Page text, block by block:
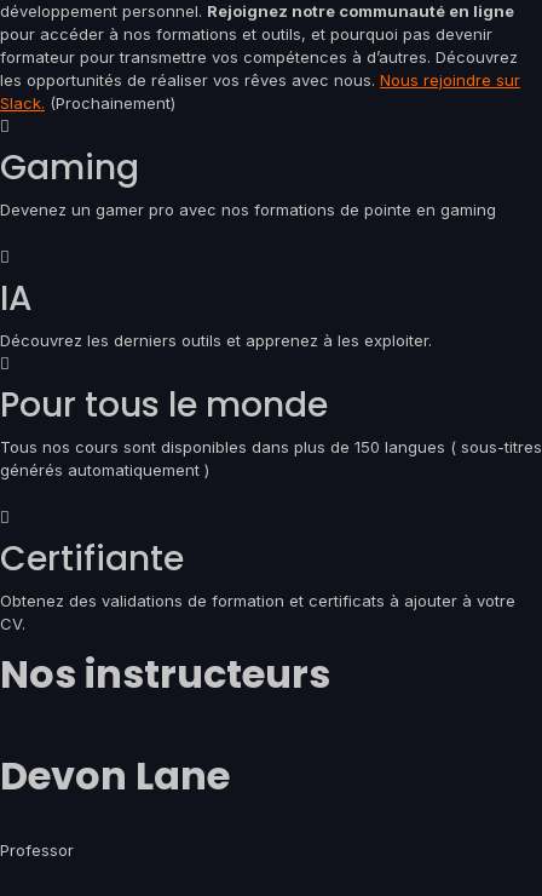
développement personnel. Rejoignez notre communauté en ligne
pour accéder à nos formations et outils, et pourquoi pas devenir
formateur pour transmettre vos compétences à d’autres. Découvrez
les opportunités de réaliser vos rêves avec nous. Nous rejoindre sur
Slack. (Prochainement)
Gaming
Devenez un gamer pro avec nos formations de pointe en gaming
IA
Découvrez les derniers outils et apprenez à les exploiter.
Pour tous le monde
Tous nos cours sont disponibles dans plus de 150 langues ( sous-titres
générés automatiquement )
Certifiante
Obtenez des validations de formation et certificats à ajouter à votre
CV.
Nos instructeurs
Devon Lane
Professor